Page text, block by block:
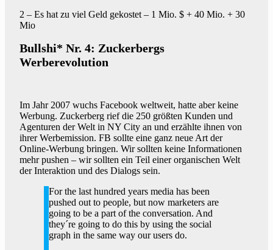
2 – Es hat zu viel Geld gekostet – 1 Mio. $ + 40 Mio. + 30
Mio
Bullshi* Nr. 4: Zuckerbergs
Werberevolution
Im Jahr 2007 wuchs Facebook weltweit, hatte aber keine
Werbung. Zuckerberg rief die 250 größten Kunden und
Agenturen der Welt in NY City an und erzählte ihnen von
ihrer Werbemission. FB sollte eine ganz neue Art der
Online-Werbung bringen. Wir sollten keine Informationen
mehr pushen – wir sollten ein Teil einer organischen Welt
der Interaktion und des Dialogs sein.
For the last hundred years media has been
pushed out to people, but now marketers are
going to be a part of the conversation. And
they´re going to do this by using the social
graph in the same way our users do.